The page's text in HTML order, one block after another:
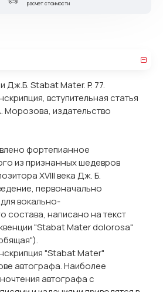
расчет стоимости
Дж.Б. Stabat Mater. P. 77.
вступительная статья
Морозова, издательство
фортепианное
из признанных шедевров
XVIII века Дж. Б.
первоначально
вокально-
состава, написано на текст
"Stabat Mater dolorosa"
"Stabat Mater"
автографа. Наиболее
автографа с